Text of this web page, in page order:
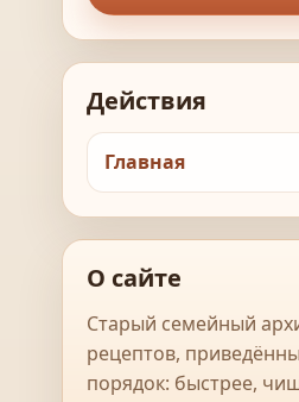
Действия
Главная
О сайте
Старый семейный
рецептов,
порядок: быстрее,